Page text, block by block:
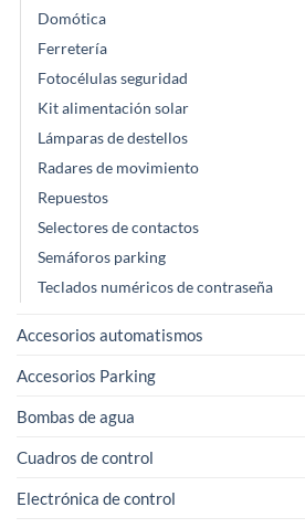
Domótica
Ferretería
Fotocélulas seguridad
Kit alimentación solar
Lámparas de destellos
Radares de movimiento
Repuestos
Selectores de contactos
Semáforos parking
Teclados numéricos de contraseña
Accesorios automatismos
Accesorios Parking
Bombas de agua
Cuadros de control
Electrónica de control